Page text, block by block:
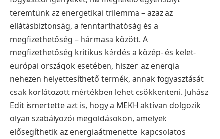
teremtünk az energetikai trilemma – azaz az
ellátásbiztonság, a fenntarthatóság és a
megfizethetőség – hármasa között. A
megfizethetőség kritikus kérdés a közép- és kelet-
európai országok esetében, hiszen az energia
nehezen helyettesíthető termék, annak fogyasztását
csak korlátozott mértékben lehet csökkenteni. Juhász
Edit ismertette azt is, hogy a MEKH aktívan dolgozik
olyan szabályozói megoldásokon, amelyek
elősegíthetik az energiaátmenettel kapcsolatos